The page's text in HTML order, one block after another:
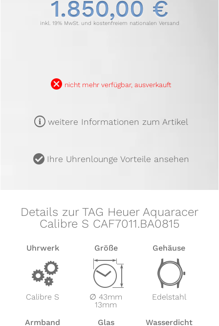
1.850,00 €
inkl. 19% MwSt. und kostenfreiem nationalen Versand
B nicht mehr verfügbar, ausverkauft
m weitere Informationen zum Artikel
u Ihre Uhrenlounge Vorteile ansehen
Details zur TAG Heuer Aquaracer
Calibre S CAF7011.BA0815
Uhrwerk
v
Calibre S
Größe
Z
∅ 43mm
13mm
Gehäuse
w
Edelstahl
Armband Glas Wasserdicht